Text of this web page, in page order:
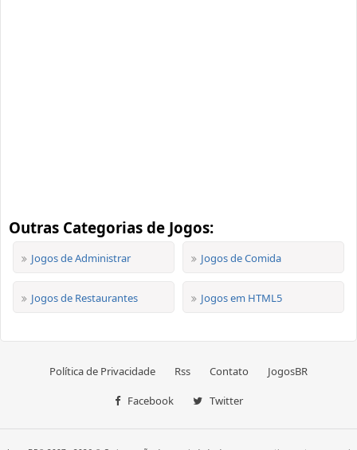
Outras Categorias de Jogos:
Jogos de Administrar Jogos de Comida
Jogos de Restaurantes Jogos em HTML5
Política de Privacidade Rss Contato JogosBR
Facebook Twitter